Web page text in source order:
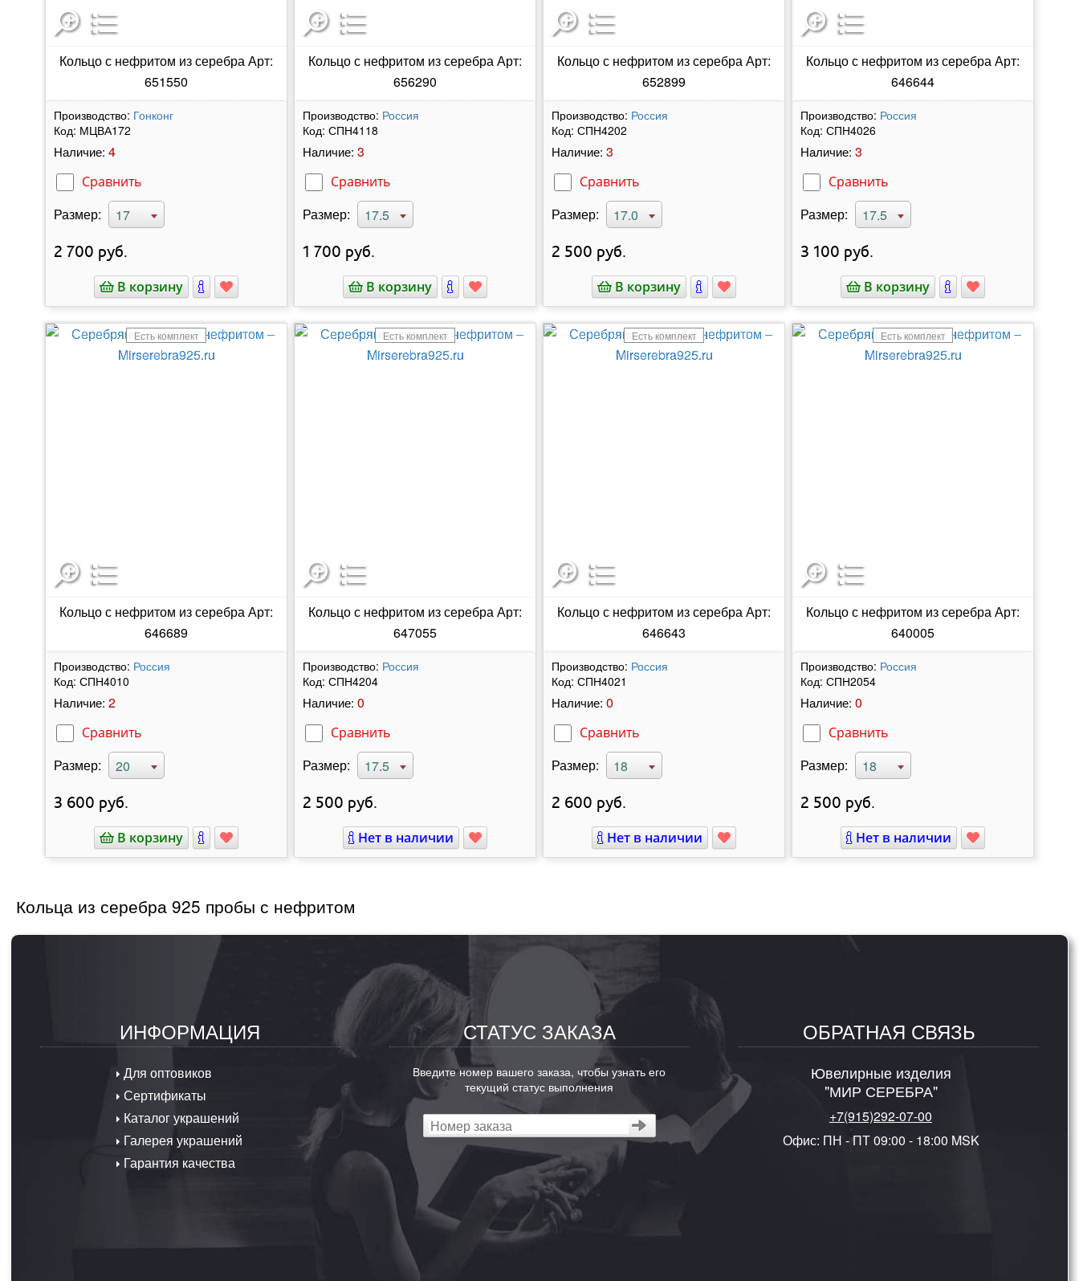
Кольцо с нефритом из серебра Арт:
651550
Производство: Гонконг
Код: МЦВА172
Наличие: 4
Сравнить
Размер: 17
2 700 руб.
В корзину
Кольцо с нефритом из серебра Арт:
656290
Производство: Россия
Код: СПН4118
Наличие: 3
Сравнить
Размер: 17.5
1 700 руб.
В корзину
Кольцо с нефритом из серебра Арт:
652899
Производство: Россия
Код: СПН4202
Наличие: 3
Сравнить
Размер: 17.0
2 500 руб.
В корзину
Кольцо с нефритом из серебра Арт:
646644
Производство: Россия
Код: СПН4026
Наличие: 3
Сравнить
Размер: 17.5
3 100 руб.
В корзину
Есть комплект
Кольцо с нефритом из серебра Арт:
646689
Производство: Россия
Код: СПН4010
Наличие: 2
Сравнить
Размер: 20
3 600 руб.
В корзину
Есть комплект
Кольцо с нефритом из серебра Арт:
647055
Производство: Россия
Код: СПН4204
Наличие: 0
Сравнить
Размер: 17.5
2 500 руб.
Нет в наличии
Есть комплект
Кольцо с нефритом из серебра Арт:
646643
Производство: Россия
Код: СПН4021
Наличие: 0
Сравнить
Размер: 18
2 600 руб.
Нет в наличии
Есть комплект
Кольцо с нефритом из серебра Арт:
640005
Производство: Россия
Код: СПН2054
Наличие: 0
Сравнить
Размер: 18
2 500 руб.
Нет в наличии
Кольца из серебра 925 пробы с нефритом
ИНФОРМАЦИЯ
Для оптовиков
Сертификаты
Каталог украшений
Галерея украшений
Гарантия качества
СТАТУС ЗАКАЗА
Введите номер вашего заказа, чтобы узнать его
текущий статус выполнения
ОБРАТНАЯ СВЯЗЬ
Ювелирные изделия
"МИР СЕРЕБРА"
+7(915)292-07-00
Офис: ПН - ПТ 09:00 - 18:00 MSK